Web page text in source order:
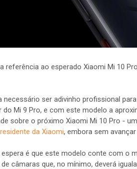
referência ao esperado Xiaomi Mi 10
necessário ser adivinho profissional
do Mi 9 Pro, e com este modelo a
sobre o próximo Xiaomi Mi 10 Pro -
da Xiaomi, embora sem
espera é que este modelo conte com o
câmaras que, no mínimo, deverá